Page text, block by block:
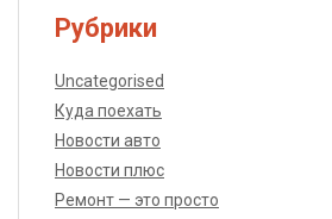
Рубрики
Uncategorised
Куда поехать
Новости авто
Новости плюс
Ремонт — это просто